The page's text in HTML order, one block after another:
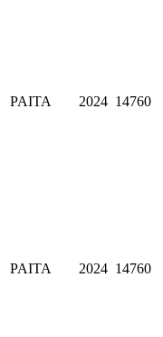
PAITA 2024 14760
PAITA 2024 14760